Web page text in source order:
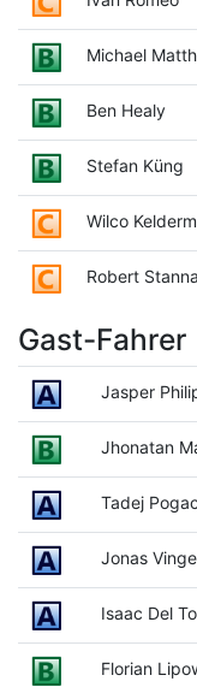
Michael
Ben Healy
Stefan Küng
Wilco
Robert
Gast-Fahrer
Jasper
Jhonatan
Tadej
Jonas
Isaac Del
Florian